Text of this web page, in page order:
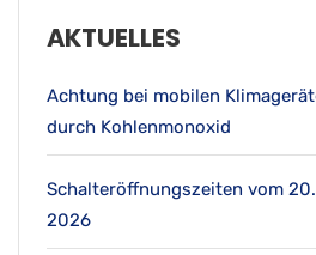
AKTUELLES
Achtung bei mobilen
durch Kohlenmonoxid
Schalteröffnungszeiten vom
2026